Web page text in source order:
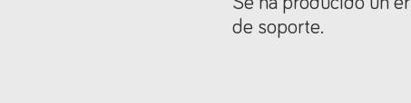
de soporte.